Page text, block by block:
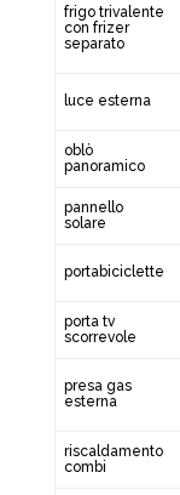
frigo trivalente
con frizer
separato
luce esterna
oblò
panoramico
pannello
solare
portabiciclette
porta tv
scorrevole
presa gas
esterna
riscaldamento
combi